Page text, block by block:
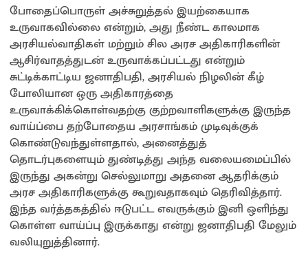
போதைப்பொருள் அச்சுறுத்தல் இயற்கையாக
உருவாகவில்லை என்றும், அது நீண்ட காலமாக
அரசியல்வாதிகள் மற்றும் சில அரச அதிகாரிகளின்
ஆசிர்வாதத்துடன் உருவாக்கப்பட்டது என்றும்
சுட்டிக்காட்டிய ஜனாதிபதி, அரசியல் நிழலின் கீழ்
போலியான ஒரு அதிகாரத்தை
உருவாக்கிக்கொள்வதற்கு குற்றவாளிகளுக்கு இருந்த
வாய்ப்பை தற்போதைய அரசாங்கம் முடிவுக்குக்
கொண்டுவந்துள்ளதால், அனைத்துத்
தொடர்புகளையும் துண்டித்து அந்த வலையமைப்பில்
இருந்து அகன்று செல்லுமாறு அதனை ஆதரிக்கும்
அரச அதிகாரிகளுக்கு கூறுவதாகவும் தெரிவித்தார்.
இந்த வர்த்தகத்தில் ஈடுபட்ட எவருக்கும் இனி ஒளிந்து
கொள்ள வாய்ப்பு இருக்காது என்று ஜனாதிபதி மேலும்
வலியுறுத்தினார்.